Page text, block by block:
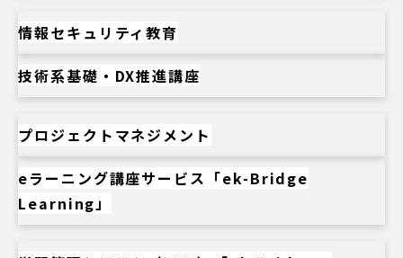
情報セキュリティ教育
技術系基礎・DX推進講座
プロジェクトマネジメント
eラーニング講座サービス「ek-Bridge
Learning」